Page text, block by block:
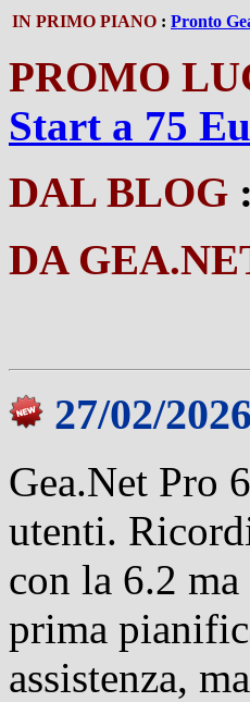
IN PRIMO PIANO : Pronto
PROMO
Start a 75
DAL BLOG :
DA
27/02/
Gea.Net Pro
utenti.
con la 6.2
prima
assistenza,